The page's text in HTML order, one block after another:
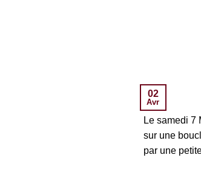
02
Avr
Le samedi 7
sur une
par une